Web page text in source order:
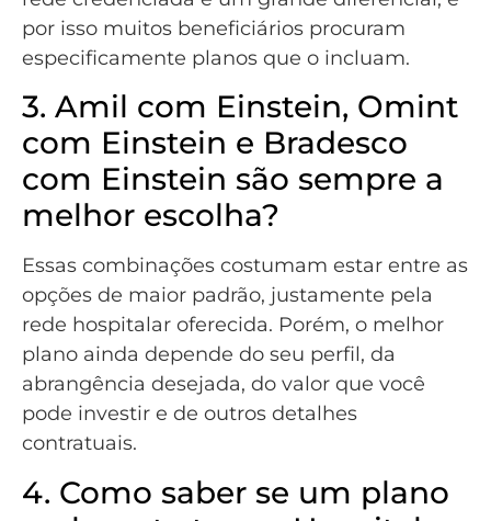
por isso muitos beneficiários procuram
especificamente planos que o incluam.
3. Amil com Einstein, Omint
com Einstein e Bradesco
com Einstein são sempre a
melhor escolha?
Essas combinações costumam estar entre as
opções de maior padrão, justamente pela
rede hospitalar oferecida. Porém, o melhor
plano ainda depende do seu perfil, da
abrangência desejada, do valor que você
pode investir e de outros detalhes
contratuais.
4. Como saber se um plano